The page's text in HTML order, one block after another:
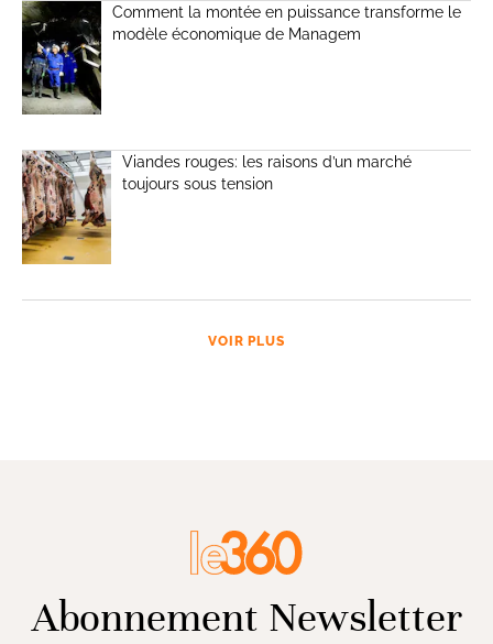
Comment la montée en puissance transforme le
modèle économique de Managem
Viandes rouges: les raisons d’un marché
toujours sous tension
VOIR PLUS
Abonnement Newsletter